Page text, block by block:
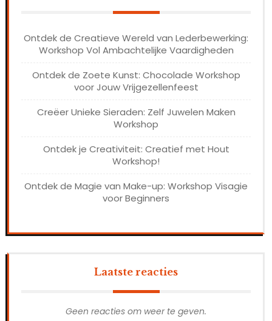
Ontdek de Creatieve Wereld van Lederbewerking:
Workshop Vol Ambachtelijke Vaardigheden
Ontdek de Zoete Kunst: Chocolade Workshop
voor Jouw Vrijgezellenfeest
Creëer Unieke Sieraden: Zelf Juwelen Maken
Workshop
Ontdek je Creativiteit: Creatief met Hout
Workshop!
Ontdek de Magie van Make-up: Workshop Visagie
voor Beginners
Laatste reacties
Geen reacties om weer te geven.